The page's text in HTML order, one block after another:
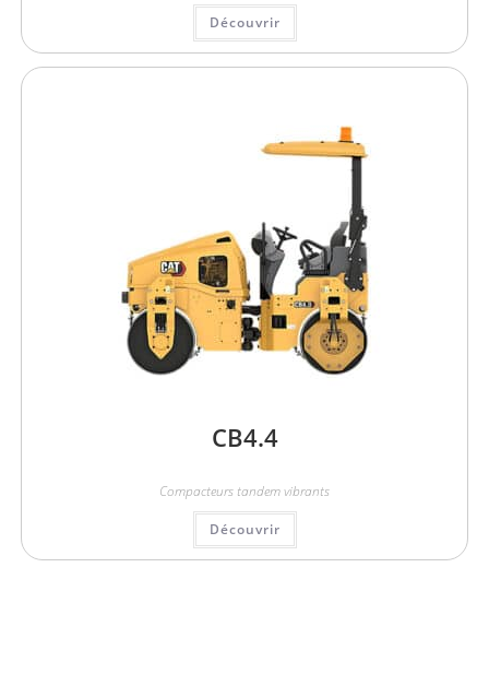
Découvrir
CB4.4
Compacteurs tandem vibrants
Découvrir